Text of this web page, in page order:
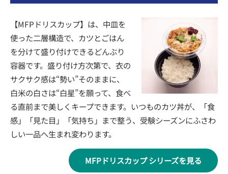
【MFPドリスカップ】は、中皿を
使った二層構造で、カツとごはん
を分けて盛り付けできるどんぶり
容器です。盛り付け方次第で、衣の
サクサク感は“勢い”そのままに、
白米の白さは“白星”を願って、食べ
る直前まで美しくキープできます。いつものカツ丼が、「食
感」「見た目」「気持ち」まで整う、受験シーズンにふさわ
しい一品へ生まれ変わります。
MFPドリスカップ シリーズを見る